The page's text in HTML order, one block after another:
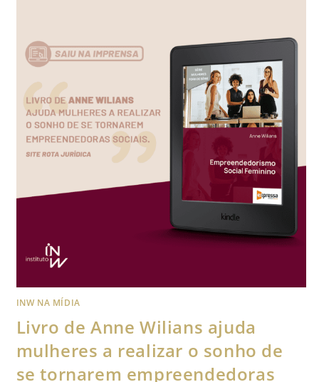
INW NA MÍDIA
Livro de Anne Wilians ajuda
mulheres a realizar o sonho de
se tornarem empreendedoras